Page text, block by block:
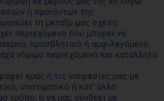
ή προϊόντων της
τη μεταξύ μας σχέση
περιεχόμενο που μπορεί να
προσβλητικό ή αμφιλεγόμενο.
νόμιμο περιεχόμενο και κατάλληλο
εμάς ή τις υπηρεσίες μας με
υποτιμητικό ή κατ’ άλλο
τρόπο, ή να μας συνδέει με